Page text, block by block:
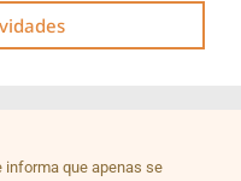
informa que apenas se